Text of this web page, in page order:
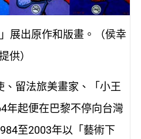
展出原作和版畫。（侯幸
供）
、留法旅美畫家、「小王
年起便在巴黎不停向台灣
至2003年以「藝術下